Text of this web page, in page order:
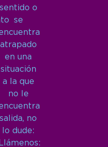
sentido o
se
atrapado
en una
situación
a la que
no le
salida, no
lo dude:
Llámenos: